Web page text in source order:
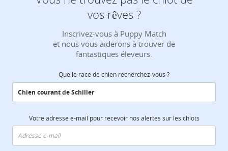
vos rêves ?
Inscrivez-vous à Puppy Match
et nous vous aiderons à trouver de
fantastiques éleveurs.
Quelle race de chien recherchez-vous ?
Votre adresse e-mail pour recevoir nos alertes sur les chiots